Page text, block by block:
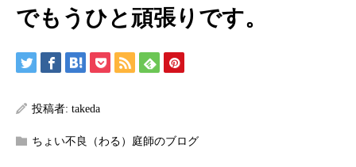
でもうひと頑張りです。
投稿者: takeda
ちょい不良（わる）庭師のブログ